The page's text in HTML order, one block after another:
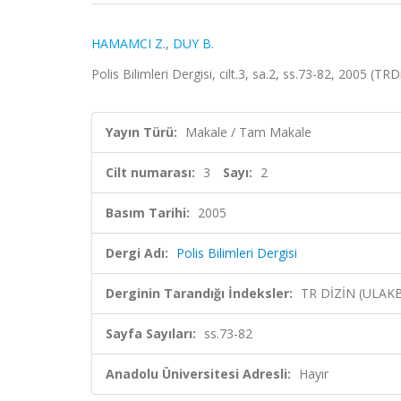
HAMAMCI Z., DUY B.
Polis Bilimleri Dergisi, cilt.3, sa.2, ss.73-82, 2005
Yayın Türü: Makale / Tam Makale
Cilt numarası: 3 Sayı: 2
Basım Tarihi: 2005
Dergi Adı: Polis Bilimleri Dergisi
Derginin Tarandığı İndeksler: TR DİZİN
Sayfa Sayıları: ss.73-82
Anadolu Üniversitesi Adresli: Hayır